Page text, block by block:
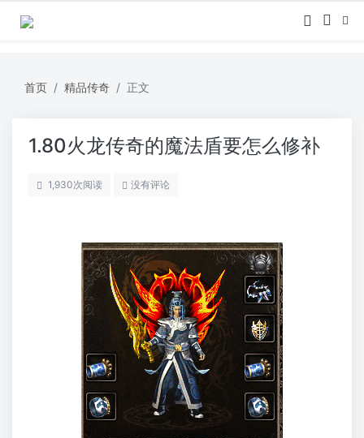
首页 精品传奇 正文
1.80火龙传奇的魔法盾要怎么修补
1,930次阅读 没有评论